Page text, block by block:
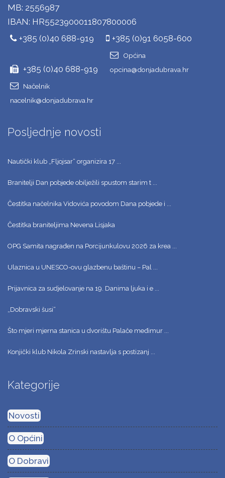
MB: 2556987
IBAN: HR5523900011807800006
+385 (0)40 688-919
+385 (0)91 6058-600
+385 (0)40 688-919
Općina
opcina@donjadubrava.hr
Načelnik
nacelnik@donjadubrava.hr
Posljednje novosti
Nautički klub „Fljojsar“ organizira 17 ...
Branitelji Dan pobjede obilježili spustom starim t ...
Čestitka načelnika Vidovića povodom Dana pobjede i ...
Čestitka braniteljima Nevena Lisjaka
OPG Samita nagrađen na Porcijunkulovu 2026 za krea ...
Ulaznica u UNESCO-ovu glazbenu baštinu – Pal ...
Prijavnica za sudjelovanje na 19. Danima ljuka i e ...
„Dobravski šusi“
Što mjeri mjerna stanica u dvorištu Palače međimur ...
Konjički klub Nikola Zrinski nastavlja s postizanj ...
Kategorije
Novosti
O Općini
O Dobravi